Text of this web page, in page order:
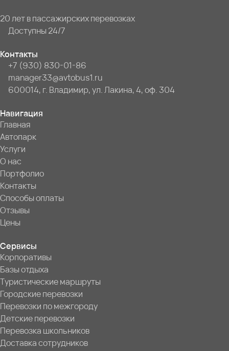
20 лет в пассажирских перевозках
Доступны 24/7
Контакты
+7 (930) 830-01-86
manager33@avtobus1.ru
600014, г. Владимир, ул. Лакина, 4, оф. 304
Навигация
Главная
Автопарк
Услуги
О нас
Портфолио
Контакты
Способы оплаты
Отзывы
Цены
Сервисы
Корпоративы
Базы отдыха
Туристические маршруты
Городские перевозки
Перевозки по межгороду
Детские перевозки
Перевозка школьников
Доставка сотрудников